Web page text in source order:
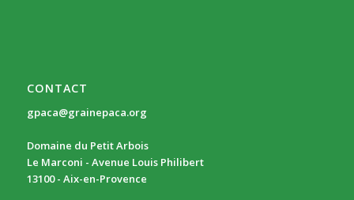
CONTACT
gpaca@grainepaca.org
Domaine du Petit Arbois
Le Marconi - Avenue Louis Philibert
13100 - Aix-en-Provence